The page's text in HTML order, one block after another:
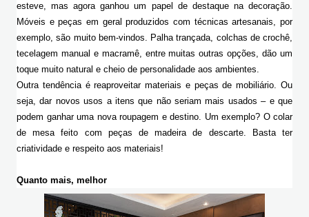
esteve, mas agora ganhou um papel de destaque na decoração.
Móveis e peças em geral produzidos com técnicas artesanais, por
exemplo, são muito bem-vindos. Palha trançada, colchas de crochê,
tecelagem manual e macramê, entre muitas outras opções, dão um
toque muito natural e cheio de personalidade aos ambientes.
Outra tendência é reaproveitar materiais e peças de mobiliário. Ou
seja, dar novos usos a itens que não seriam mais usados – e que
podem ganhar uma nova roupagem e destino. Um exemplo? O colar
de mesa feito com peças de madeira de descarte. Basta ter
criatividade e respeito aos materiais!
Quanto mais, melhor